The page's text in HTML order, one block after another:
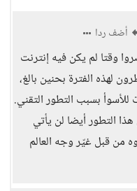
أضف ردا
وقتا لم يكن فيه إنترنت
لهذه الفترة بحنين بالغ،
بسبب التطور التقني.
التطور أيضا لن يأتي
من قبل غيّر وجه العالم